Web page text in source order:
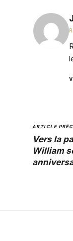
ARTICLE
Vers la
William